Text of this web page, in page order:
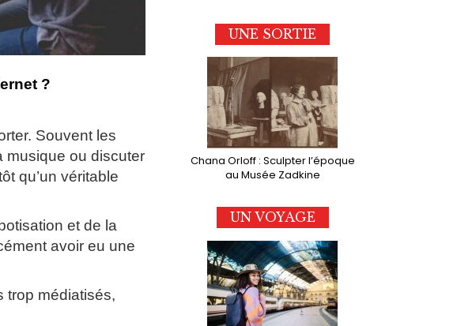
?
Souvent les
musique ou discuter
qu’un véritable
et de la
avoir eu une
trop médiatisés,
UNE SORTIE
Chana Orloff : Sculpter l’époque
au Musée Zadkine
UN VOYAGE